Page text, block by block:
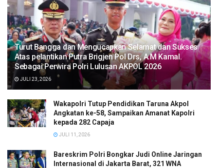
Turut Bangga dan Mengucapkan Selamat dan Sukses
Atas pelantikan Putra Brigjen Pol Drs, A.M Kamal.
Sebagai Perwira Polri Lulusan AKPOL 2026
JULI 23, 2026
Wakapolri Tutup Pendidikan Taruna Akpol
Angkatan ke-58, Sampaikan Amanat Kapolri
kepada 282 Capaja
JULI 11, 2026
Bareskrim Polri Bongkar Judi Online Jaringan
Internasional di Jakarta Barat, 321 WNA